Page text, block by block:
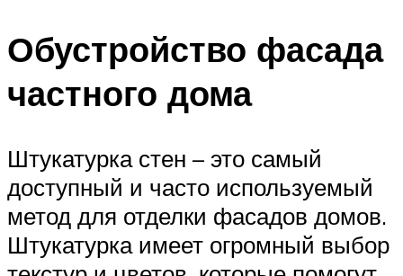
Обустройство фасада
частного дома
Штукатурка стен – это самый
доступный и часто используемый
метод для отделки фасадов домов.
Штукатурка имеет огромный выбор